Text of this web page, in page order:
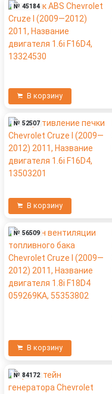
№ 45184
В корзину
№ 52507
В корзину
№ 56509
В корзину
№ 84172